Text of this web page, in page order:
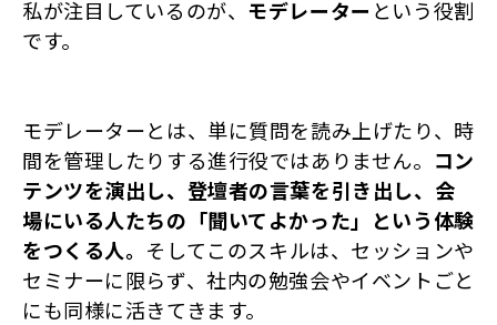
私が注目しているのが、 モデレーター という役割
です。
モデレーターとは、単に質問を読み上げたり、時
間を管理したりする進行役ではありません。 コン
テンツを演出し、登壇者の言葉を引き出し、会
場にいる人たちの「聞いてよかった」という体験
をつくる人。 そしてこのスキルは、セッションや
セミナーに限らず、社内の勉強会やイベントごと
にも同様に活きてきます。